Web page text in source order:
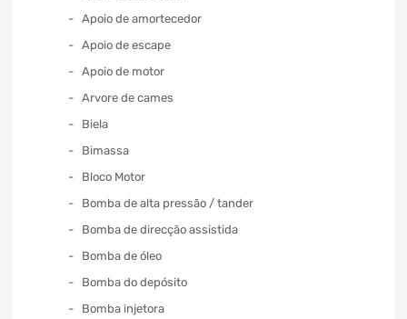
Apoio de amortecedor
Apoio de escape
Apoio de motor
Arvore de cames
Biela
Bimassa
Bloco Motor
Bomba de alta pressão / tander
Bomba de direcção assistida
Bomba de óleo
Bomba do depósito
Bomba injetora